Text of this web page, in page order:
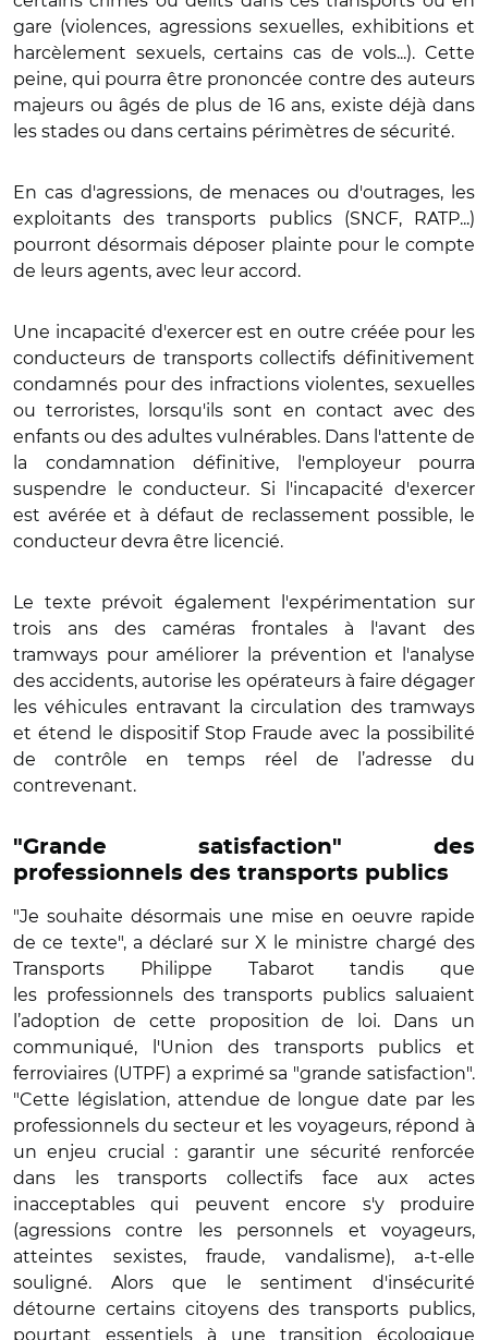
gare (violences, agressions sexuelles, exhibitions et
harcèlement sexuels, certains cas de vols...). Cette
peine, qui pourra être prononcée contre des auteurs
majeurs ou âgés de plus de 16 ans, existe déjà dans
les stades ou dans certains périmètres de sécurité.
En cas d'agressions, de menaces ou d'outrages, les
exploitants des transports publics (SNCF, RATP...)
pourront désormais déposer plainte pour le compte
de leurs agents, avec leur accord.
Une incapacité d'exercer est en outre créée pour les
conducteurs de transports collectifs définitivement
condamnés pour des infractions violentes, sexuelles
ou terroristes, lorsqu'ils sont en contact avec des
enfants ou des adultes vulnérables. Dans l'attente de
la condamnation définitive, l'employeur pourra
suspendre le conducteur. Si l'incapacité d'exercer
est avérée et à défaut de reclassement possible, le
conducteur devra être licencié.
Le texte prévoit également l'expérimentation sur
trois ans des caméras frontales à l'avant des
tramways pour améliorer la prévention et l'analyse
des accidents, autorise les opérateurs à faire dégager
les véhicules entravant la circulation des tramways
et étend le dispositif Stop Fraude avec la possibilité
de contrôle en temps réel de l’adresse du
contrevenant.
"Grande satisfaction" des
professionnels des transports publics
"Je souhaite désormais une mise en oeuvre rapide
de ce texte", a déclaré sur X le ministre chargé des
Transports Philippe Tabarot tandis que
les professionnels des transports publics saluaient
l’adoption de cette proposition de loi. Dans un
communiqué, l'Union des transports publics et
ferroviaires (UTPF) a exprimé sa "grande satisfaction".
"Cette législation, attendue de longue date par les
professionnels du secteur et les voyageurs, répond à
un enjeu crucial : garantir une sécurité renforcée
dans les transports collectifs face aux actes
inacceptables qui peuvent encore s'y produire
(agressions contre les personnels et voyageurs,
atteintes sexistes, fraude, vandalisme), a-t-elle
souligné. Alors que le sentiment d'insécurité
détourne certains citoyens des transports publics,
pourtant essentiels à une transition écologique